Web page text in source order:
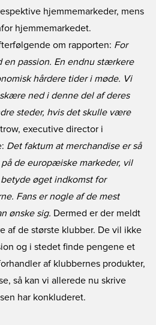
hjemmemarkeder, mens
hjemmemarkedet.
om rapporten: For
en passion. En endnu stærkere
hårdere tider i møde. Vi
ned i denne del af deres
steder, hvis det skulle være
executive director i
Det faktum at merchandise er så
de europæiske markeder, vil
øget indkomst for
Fans er nogle af de mest
ønske sig. Dermed er der meldt
af de største klubber. De vil ikke
og i stedet finde pengene et
af klubbernes produkter,
så kan vi allerede nu skrive
har konkluderet.